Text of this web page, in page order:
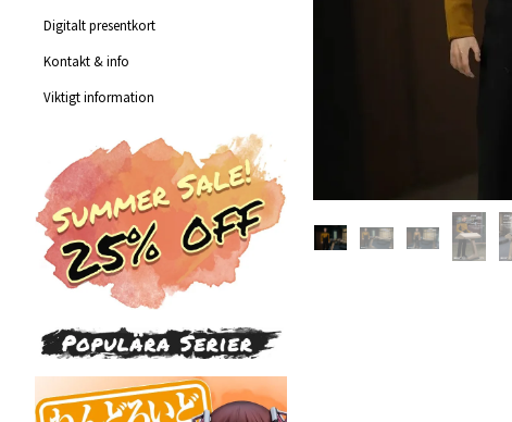
Digitalt presentkort
Kontakt & info
Viktigt information